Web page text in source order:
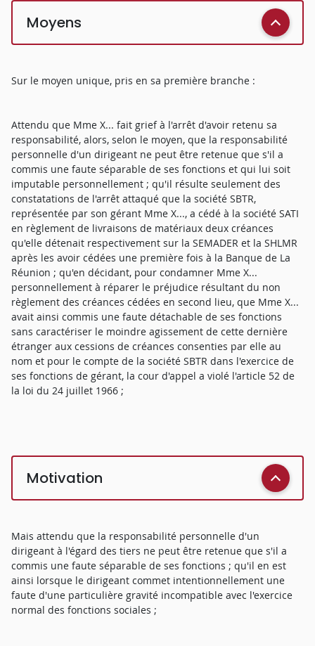
Moyens
Sur le moyen unique, pris en sa première branche :
Attendu que Mme X... fait grief à l'arrêt d'avoir retenu sa
responsabilité, alors, selon le moyen, que la responsabilité
personnelle d'un dirigeant ne peut être retenue que s'il a
commis une faute séparable de ses fonctions et qui lui soit
imputable personnellement ; qu'il résulte seulement des
constatations de l'arrêt attaqué que la société SBTR,
représentée par son gérant Mme X..., a cédé à la société SATI
en règlement de livraisons de matériaux deux créances
qu'elle détenait respectivement sur la SEMADER et la SHLMR
après les avoir cédées une première fois à la Banque de La
Réunion ; qu'en décidant, pour condamner Mme X...
personnellement à réparer le préjudice résultant du non
règlement des créances cédées en second lieu, que Mme X...
avait ainsi commis une faute détachable de ses fonctions
sans caractériser le moindre agissement de cette dernière
étranger aux cessions de créances consenties par elle au
nom et pour le compte de la société SBTR dans l'exercice de
ses fonctions de gérant, la cour d'appel a violé l'article 52 de
la loi du 24 juillet 1966 ;
Motivation
Mais attendu que la responsabilité personnelle d'un
dirigeant à l'égard des tiers ne peut être retenue que s'il a
commis une faute séparable de ses fonctions ; qu'il en est
ainsi lorsque le dirigeant commet intentionnellement une
faute d'une particulière gravité incompatible avec l'exercice
normal des fonctions sociales ;